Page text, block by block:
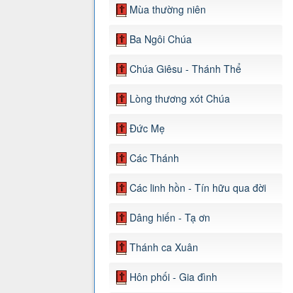
Mùa thường niên
Ba Ngôi Chúa
Chúa Giêsu - Thánh Thể
Lòng thương xót Chúa
Đức Mẹ
Các Thánh
Các linh hồn - Tín hữu qua đời
Dâng hiến - Tạ ơn
Thánh ca Xuân
Hôn phối - Gia đình